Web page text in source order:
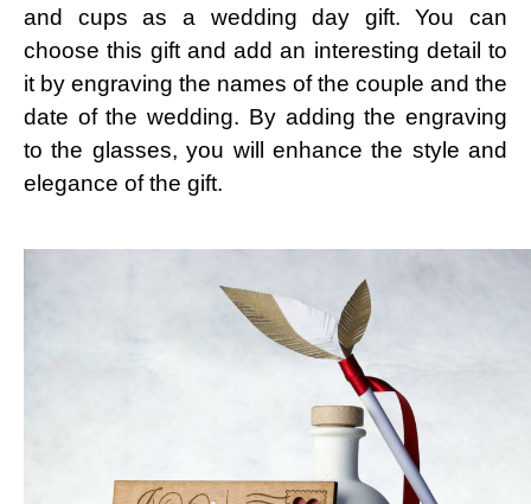
and cups as a wedding day gift. You can
choose this gift and add an interesting detail to
it by engraving the names of the couple and the
date of the wedding. By adding the engraving
to the glasses, you will enhance the style and
elegance of the gift.